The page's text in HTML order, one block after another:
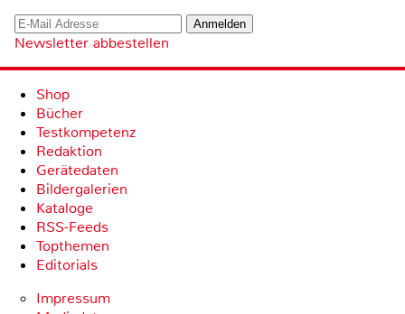
Newsletter abbestellen
Shop
Bücher
Testkompetenz
Redaktion
Gerätedaten
Bildergalerien
Kataloge
RSS-Feeds
Topthemen
Editorials
Impressum